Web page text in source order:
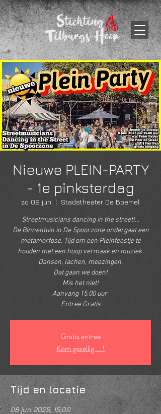
Nieuwe PLEIN-PARTY
- 1e pinksterdag
zo 08 jun
  |
Stadstheater De Boemel
Streetmusicians dancing in the street!...
De Binnentuin in De Spoorzone ondergaat een
metamorfose. Tijd om een Pleinfeestje te
houden met een hoop vermaak en muziek.
Dansen, lachen, meezingen.
Dat gaan we doen!
Mis het niet!
Aanvang 15.00 uur
Entree Gratis
Gratis entree
Kom gezellig....!
Tijd en locatie
08 jun 2025, 15:00